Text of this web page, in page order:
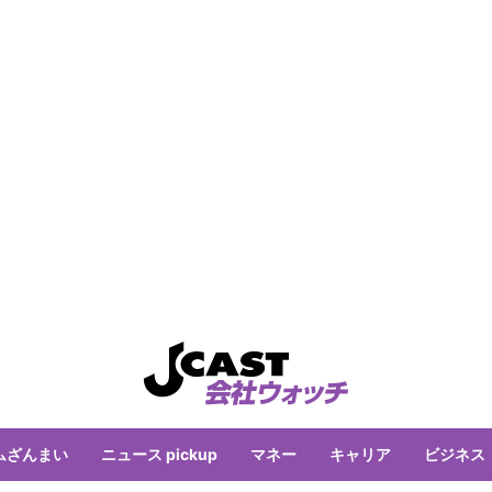
ざんまい ニュース pickup マネー キャリア ビジネス